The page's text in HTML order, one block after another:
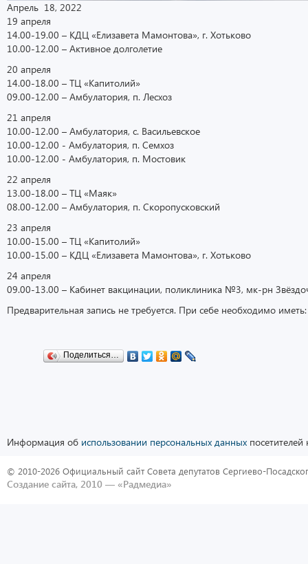
Апрель 18, 2022
19 апреля
14.00-19.00 – КДЦ «Елизавета Мамонтова», г. Хотьково
10.00-12.00 – Активное долголетие
20 апреля
14.00-18.00 – ТЦ «Капитолий»
09.00-12.00 – Амбулатория, п. Лесхоз
21 апреля
10.00-12.00 – Амбулатория, с. Васильевское
10.00-12.00 - Амбулатория, п. Семхоз
10.00-12.00 - Амбулатория, п. Мостовик
22 апреля
13.00-18.00 – ТЦ «Маяк»
08.00-12.00 – Амбулатория, п. Скоропусковский
23 апреля
10.00-15.00 – ТЦ «Капитолий»
10.00-15.00 – КДЦ «Елизавета Мамонтова», г. Хотьково
24 апреля
09.00-13.00 – Кабинет вакцинации, поликлиника №3, мк-рн
Предварительная запись не требуется. При себе необходимо
Поделиться…
Информация об использовании персональных данных посетителей
© 2010-2026 Официальный сайт Совета депутатов Сергиево-
Создание сайта, 2010 — «Радмедиа»